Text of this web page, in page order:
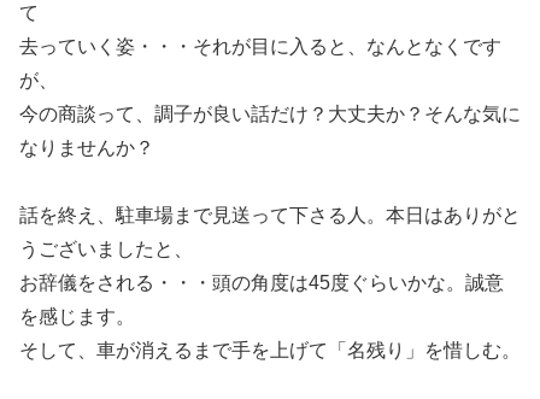
て
去っていく姿・・・それが目に入ると、なんとなくです
が、
今の商談って、調子が良い話だけ？大丈夫か？そんな気に
なりませんか？
話を終え、駐車場まで見送って下さる人。本日はありがと
うございましたと、
お辞儀をされる・・・頭の角度は45度ぐらいかな。誠意
を感じます。
そして、車が消えるまで手を上げて「名残り」を惜しむ。